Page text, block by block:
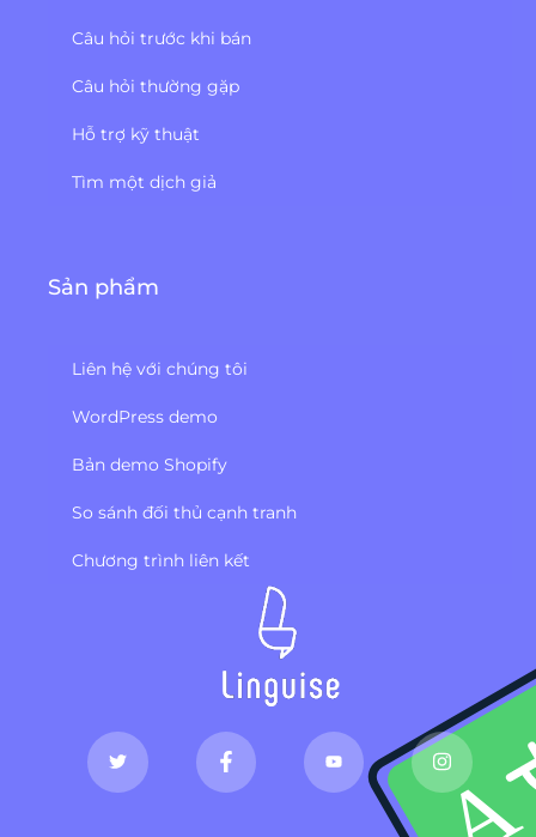
Câu hỏi trước khi bán
Câu hỏi thường gặp
Hỗ trợ kỹ thuật
Tìm một dịch giả
Sản phẩm
Liên hệ với chúng tôi
WordPress demo
Bản demo Shopify
So sánh đối thủ cạnh tranh
Chương trình liên kết